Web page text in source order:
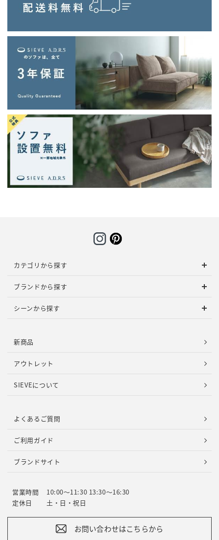
カテゴリから探す
ブランドから探す
シーンから探す
新商品
アウトレット
SIEVEについて
よくあるご質問
ご利用ガイド
ブランドサイト
営業時間
10:00～11:30 13:30～16:30
定休日
土・日・祝日
お問い合わせはこちらから